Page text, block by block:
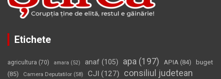
Etichete
agricultura (70) amara (52) anaf (105) apa (197) APIA (84)
buget
(85)
Camera Deputatilor (58) CJI (127)
consiliul judetean